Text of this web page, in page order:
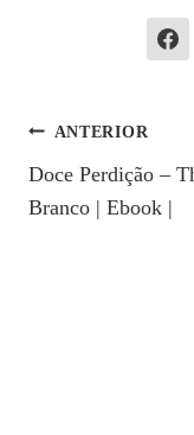
De
ANTERIOR
Doce Perdição –
Branco | Ebook |